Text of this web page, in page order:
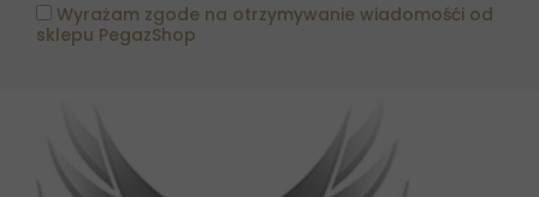
Wyrażam zgode na otrzymywanie wiadomośći od
sklepu PegazShop